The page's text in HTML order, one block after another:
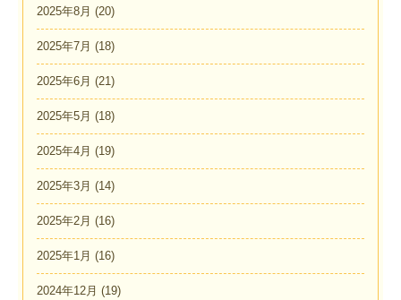
2025年8月 (20)
2025年7月 (18)
2025年6月 (21)
2025年5月 (18)
2025年4月 (19)
2025年3月 (14)
2025年2月 (16)
2025年1月 (16)
2024年12月 (19)